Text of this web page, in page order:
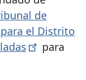
de
el Distrito
para